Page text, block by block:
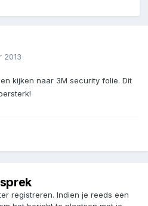
2013
kijken naar 3M security folie. Dit
registreren. Indien je reeds een